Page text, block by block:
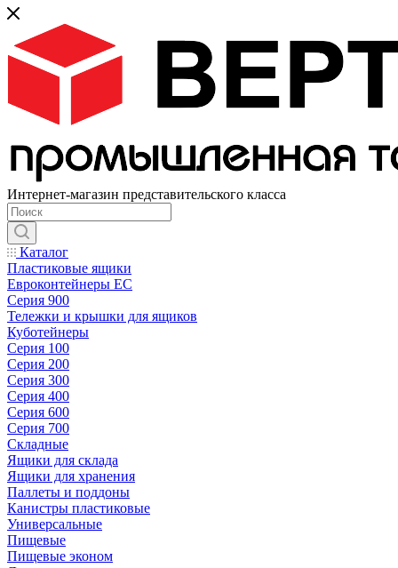
Интернет-магазин представительского класса
Каталог
Пластиковые ящики
Евроконтейнеры ЕС
Серия 900
Тележки и крышки для ящиков
Куботейнеры
Серия 100
Серия 200
Серия 300
Серия 400
Серия 600
Серия 700
Складные
Ящики для склада
Ящики для хранения
Паллеты и поддоны
Канистры пластиковые
Универсальные
Пищевые
Пищевые эконом